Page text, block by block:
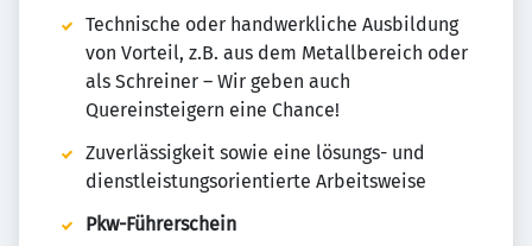
Technische oder handwerkliche Ausbildung
von Vorteil, z.B. aus dem Metallbereich oder
als Schreiner – Wir geben auch
Quereinsteigern eine Chance!
Zuverlässigkeit sowie eine lösungs- und
dienstleistungsorientierte Arbeitsweise
Pkw-Führerschein